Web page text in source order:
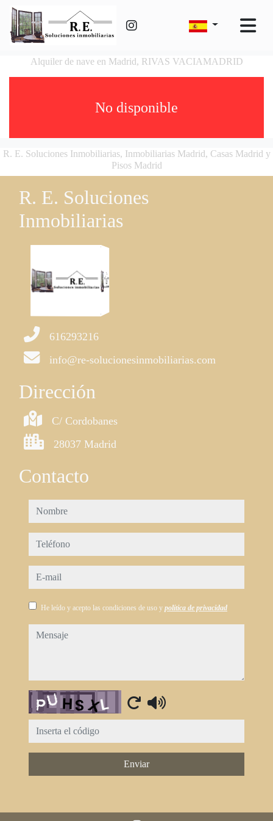
Alquiler de nave en Madrid, RIVAS VACIAMADRID
No disponible
R. E. Soluciones Inmobiliarias, Inmobiliarias Madrid, Casas Madrid y
Pisos Madrid
R. E. Soluciones
Inmobiliarias
616293216
info@re-solucionesinmobiliarias.com
Dirección
C/ Cordobanes
28037 Madrid
Contacto
nombre
teléfono
e-mail
He leído y acepto las condiciones de uso y política de privacidad
mensaje
Captcha
Enviar